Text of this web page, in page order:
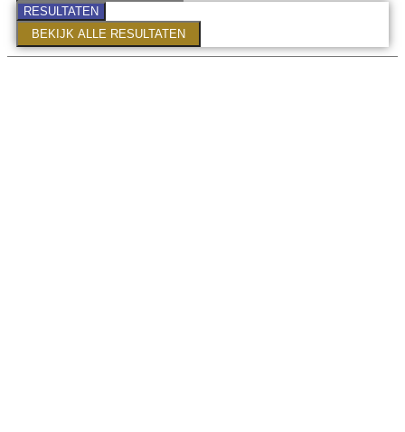
RESULTATEN
BEKIJK ALLE RESULTATEN